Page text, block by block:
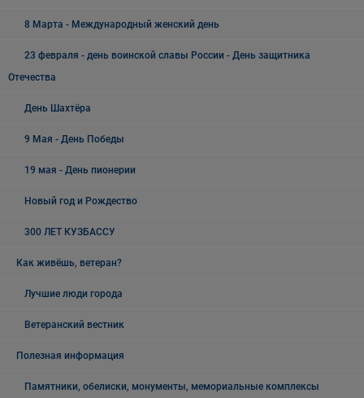
8 Марта - Международный женский день
23 февраля - день воинской славы России - День защитника
Отечества
День Шахтёра
9 Мая - День Победы
19 мая - День пионерии
Новый год и Рождество
300 ЛЕТ КУЗБАССУ
Как живёшь, ветеран?
Лучшие люди города
Ветеранский вестник
Полезная информация
Памятники, обелиски, монументы, мемориальные комплексы